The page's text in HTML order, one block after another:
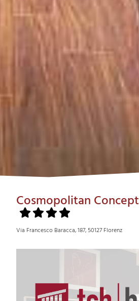
Cosmopolitan
Via Francesco Baracca, 187, 50127 Florenz